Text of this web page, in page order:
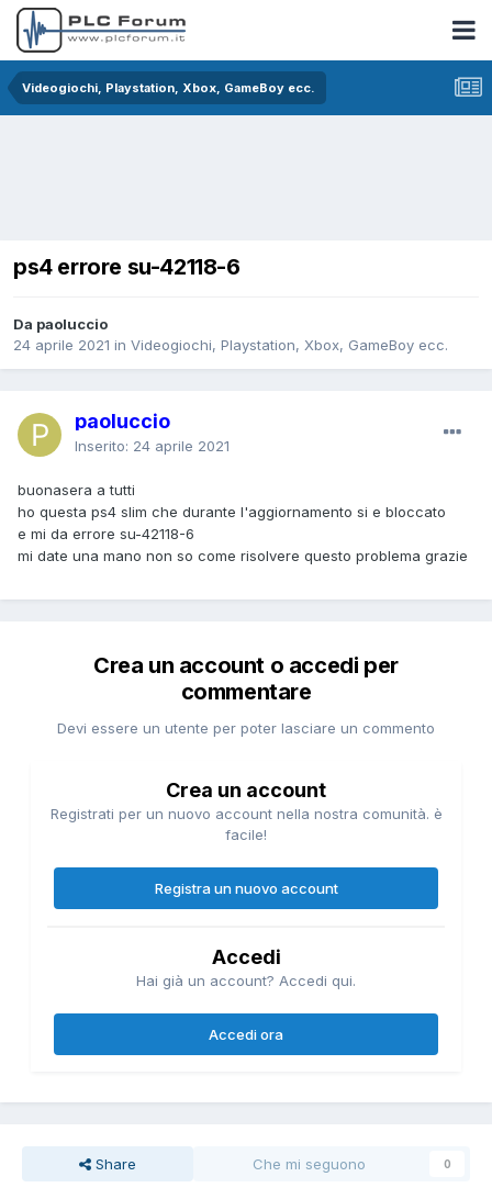
Videogiochi, Playstation, Xbox, GameBoy ecc.
ps4 errore su-42118-6
Da paoluccio
24 aprile 2021 in Videogiochi, Playstation, Xbox, GameBoy ecc.
paoluccio
Inserito: 24 aprile 2021
buonasera a tutti
ho questa ps4 slim che durante l'aggiornamento si e bloccato
e mi da errore su-42118-6
mi date una mano non so come risolvere questo problema grazie
Crea un account o accedi per
commentare
Devi essere un utente per poter lasciare un commento
Crea un account
Registrati per un nuovo account nella nostra comunità. è
facile!
Registra un nuovo account
Accedi
Hai già un account? Accedi qui.
Accedi ora
Share Che mi seguono 0